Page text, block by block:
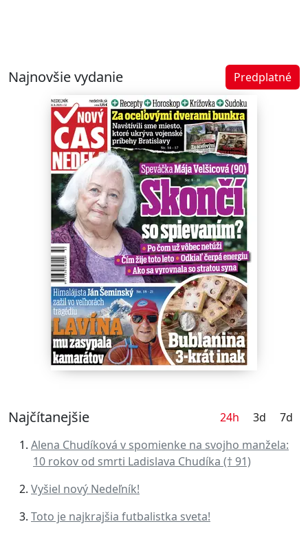
Najnovšie vydanie Predplatné
Najčítanejšie 24h 3d
7d
Alena Chudíková v spomienke na svojho manžela:
10 rokov od smrti Ladislava Chudíka († 91)
Vyšiel nový Nedeľník!
Toto je najkrajšia futbalistka sveta!